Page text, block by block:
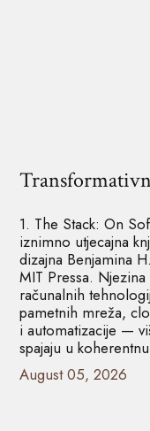
1. The Stack: On
iznimno utjecajna
dizajna Benjamina
MIT Pressa.
računalnih
pametnih mreža,
i automatizacije —
spajaju u
August 05, 2026